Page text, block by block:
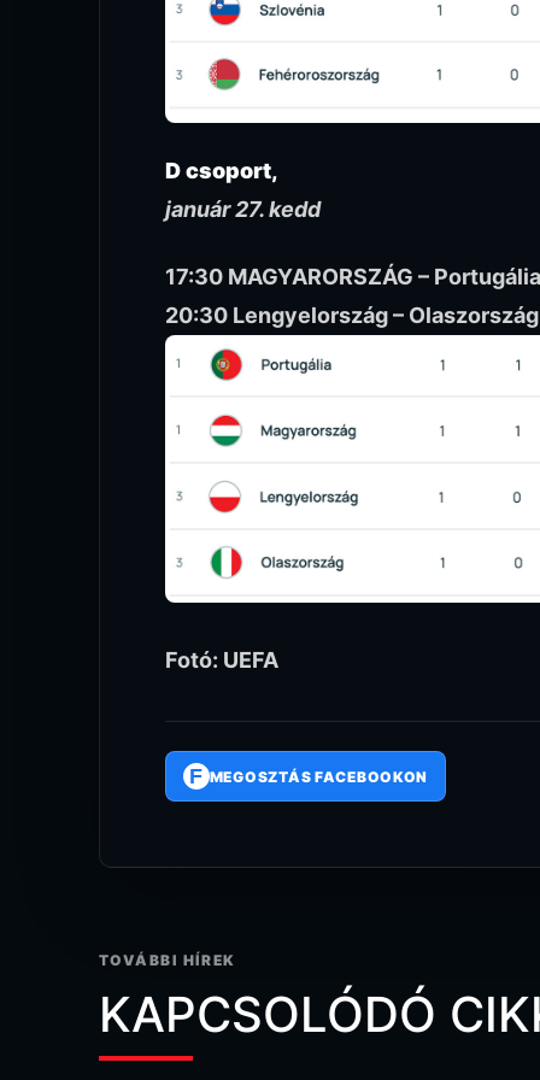
D csoport,
január 27. kedd
17:30 MAGYARORSZÁG – Portugália
20:30 Lengyelország – Olaszország
Fotó: UEFA
F MEGOSZTÁS FACEBOOKON
TOVÁBBI HÍREK
KAPCSOLÓDÓ